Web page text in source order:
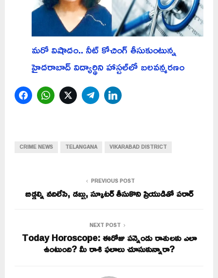
మరో విషాదం.. నీట్ కోచింగ్ తీసుకుంటున్న
హైదరాబాద్ విద్యార్థిని హాస్టల్‌లో బలవన్మరణం
FacebookWhatsAppTwitterTelegram
CRIME NEWS TELANGANA VIKARABAD DISTRICT
PREVIOUS POST
బిడ్డల్ని వదిలేసి, డబ్బు, స్కూటర్ తీసుకొని ప్రియుడితో పరార్
NEXT POST
Today Horoscope: ఈరోజు పన్నెండు రాశులకు ఎలా
ఉంటుంది? మీ రాశి ఫలాలు చూసుకున్నారా?